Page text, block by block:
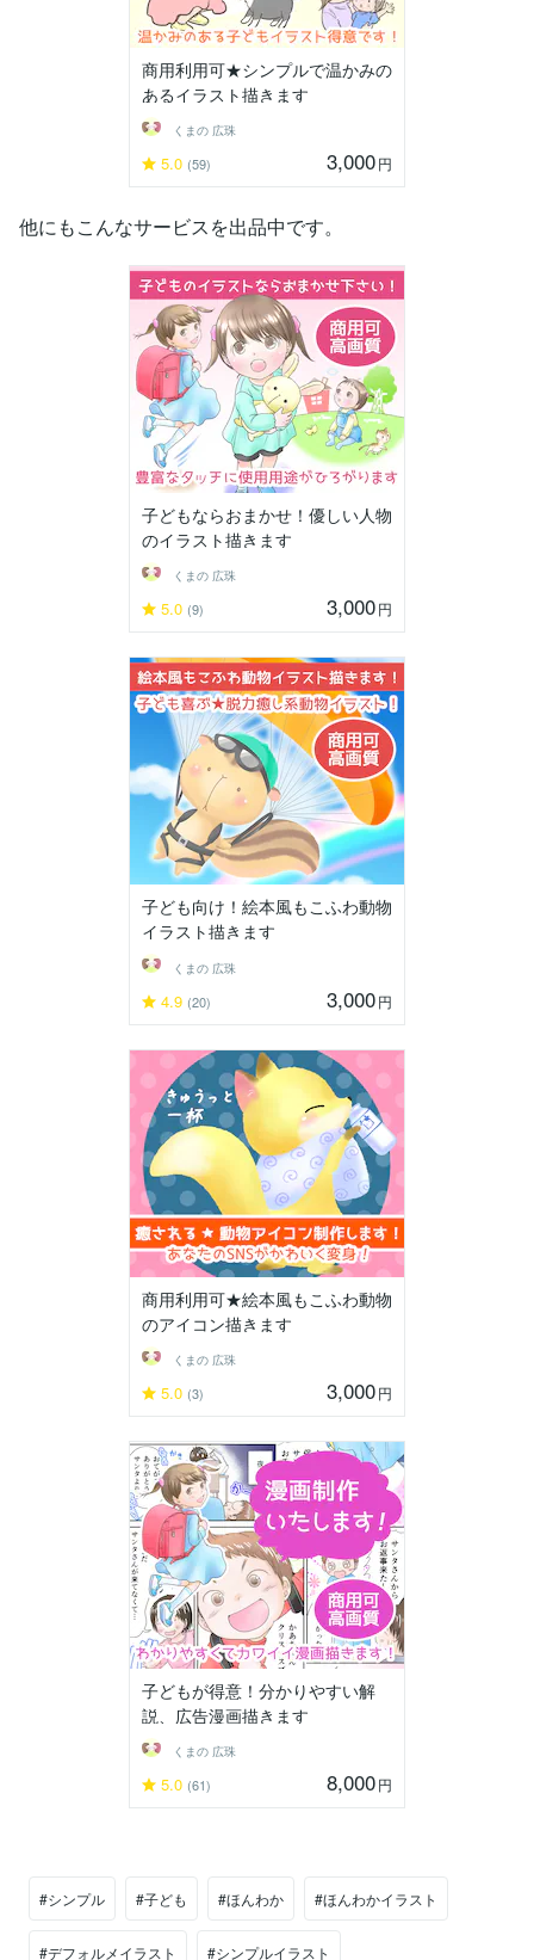
商用利用可★シンプルで温かみの
あるイラスト描きます
くまの 広珠
5.0 (59) 3,000円
他にもこんなサービスを出品中です。
子どもならおまかせ！優しい人物
のイラスト描きます
くまの 広珠
5.0 (9) 3,000円
子ども向け！絵本風もこふわ動物
イラスト描きます
くまの 広珠
4.9 (20) 3,000円
商用利用可★絵本風もこふわ動物
のアイコン描きます
くまの 広珠
5.0 (3) 3,000円
子どもが得意！分かりやすい解
説、広告漫画描きます
くまの 広珠
5.0 (61) 8,000円
#シンプル #子ども #ほんわか #ほんわかイラスト
#デフォルメイラスト #シンプルイラスト